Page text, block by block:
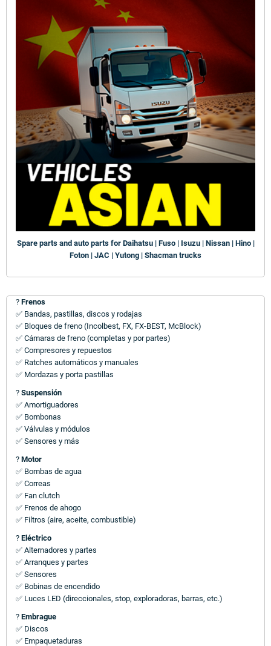
Spare parts and auto parts for Daihatsu | Fuso | Isuzu | Nissan | Hino |
Foton | JAC | Yutong | Shacman trucks
? Frenos
✅ Bandas, pastillas, discos y rodajas
✅ Bloques de freno (Incolbest, FX, FX-BEST, McBlock)
✅ Cámaras de freno (completas y por partes)
✅ Compresores y repuestos
✅ Ratches automáticos y manuales
✅ Mordazas y porta pastillas
? Suspensión
✅ Amortiguadores
✅ Bombonas
✅ Válvulas y módulos
✅ Sensores y más
? Motor
✅ Bombas de agua
✅ Correas
✅ Fan clutch
✅ Frenos de ahogo
✅ Filtros (aire, aceite, combustible)
? Eléctrico
✅ Alternadores y partes
✅ Arranques y partes
✅ Sensores
✅ Bobinas de encendido
✅ Luces LED (direccionales, stop, exploradoras, barras, etc.)
? Embrague
✅ Discos
✅ Empaquetaduras